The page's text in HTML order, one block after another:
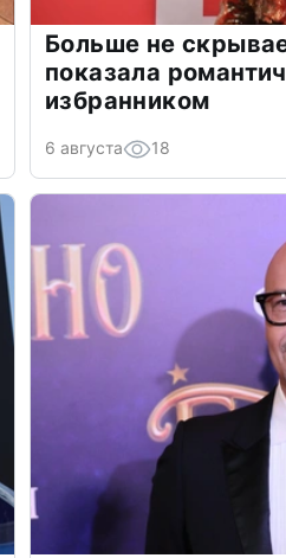
Больше не
показала
избранником
6 августа 18